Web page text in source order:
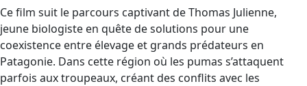
Ce film suit le parcours captivant de Thomas Julienne,
jeune biologiste en quête de solutions pour une
coexistence entre élevage et grands prédateurs en
Patagonie. Dans cette région où les pumas s’attaquent
parfois aux troupeaux, créant des conflits avec les